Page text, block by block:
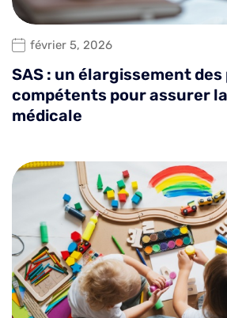
février 5, 2026
SAS : un élargissement
compétents pour assurer
médicale